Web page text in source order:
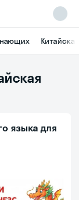
языка для